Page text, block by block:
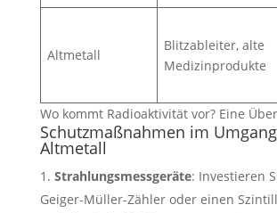
Altmetall
Blitzableiter, alte
Medizinprodukte
Wo kommt Radioaktivität vor? Eine
Schutzmaßnahmen im
Altmetall
Strahlungsmessgeräte: Investieren
Geiger-Müller-Zähler oder einen